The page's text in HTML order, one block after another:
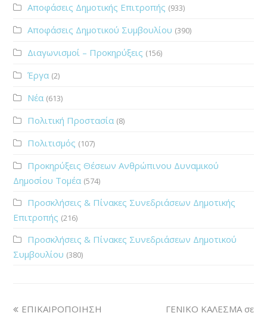
Αποφάσεις Δημοτικής Επιτροπής (933)
Αποφάσεις Δημοτικού Συμβουλίου (390)
Διαγωνισμοί – Προκηρύξεις (156)
Έργα (2)
Νέα (613)
Πολιτική Προστασία (8)
Πολιτισμός (107)
Προκηρύξεις Θέσεων Ανθρώπινου Δυναμικού
Δημοσίου Τομέα (574)
Προσκλήσεις & Πίνακες Συνεδριάσεων Δημοτικής
Επιτροπής (216)
Προσκλήσεις & Πίνακες Συνεδριάσεων Δημοτικού
Συμβουλίου (380)
ΕΠΙΚΑΙΡΟΠΟΙΗΣΗ
ΓΕΝΙΚΟ ΚΑΛΕΣΜΑ σε